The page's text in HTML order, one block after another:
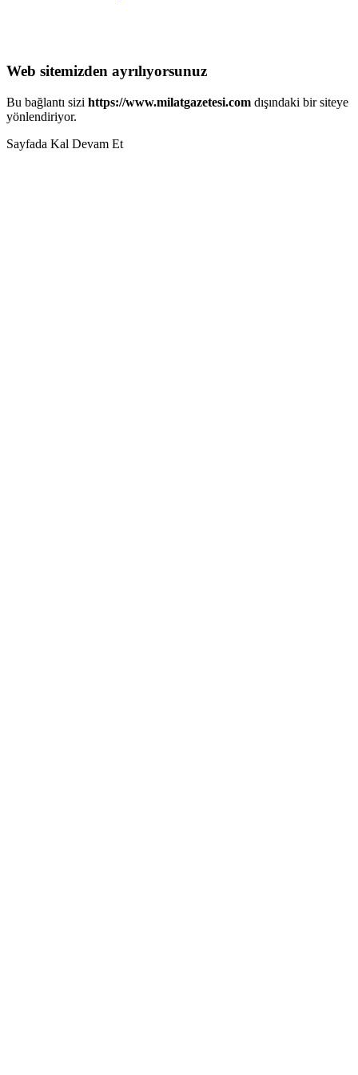
Web sitemizden ayrılıyorsunuz
Bu bağlantı sizi https://www.milatgazetesi.com dışındaki bir siteye
yönlendiriyor.
Sayfada Kal Devam Et